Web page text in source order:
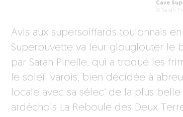
Cave
© Sarah
Avis aux supersoiffards toulonnais
Superbuvette va leur glouglouter le
par Sarah Pinelle, qui a troqué les
le soleil varois, bien décidée à
locale avec sa sélec’ de la plus
ardéchois La Reboule des Deux